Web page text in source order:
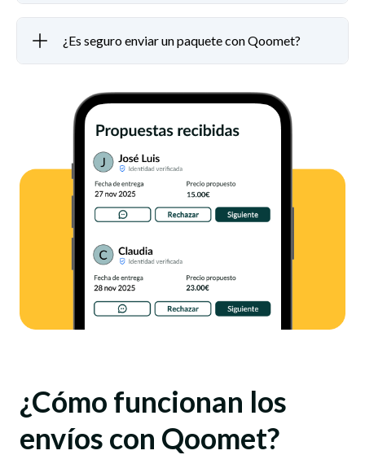
¿Es seguro enviar un paquete con Qoomet?
¿Cómo funcionan los
envíos con Qoomet?